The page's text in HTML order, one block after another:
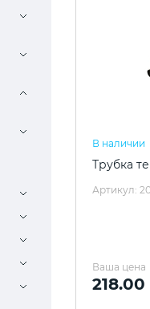
В наличии
Трубка
Артикул:
Ваша цена